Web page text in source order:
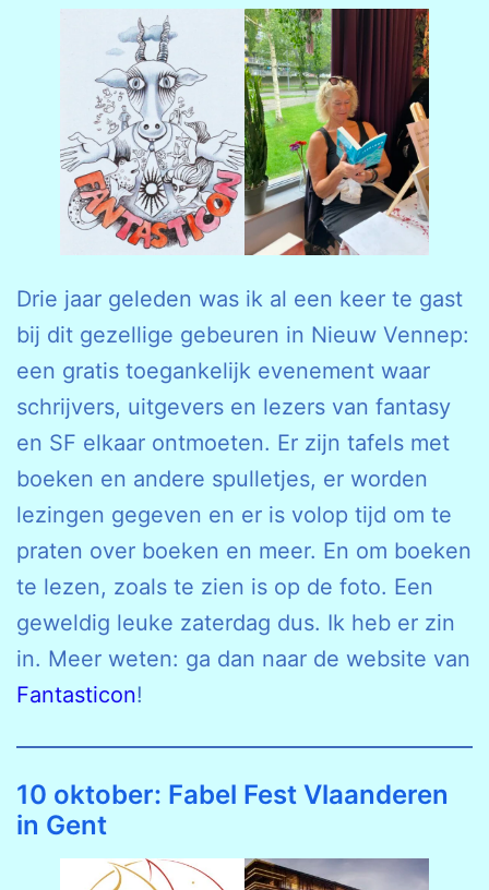
Drie jaar geleden was ik al een keer te gast
bij dit gezellige gebeuren in Nieuw Vennep:
een gratis toegankelijk evenement waar
schrijvers, uitgevers en lezers van fantasy
en SF elkaar ontmoeten. Er zijn tafels met
boeken en andere spulletjes, er worden
lezingen gegeven en er is volop tijd om te
praten over boeken en meer. En om boeken
te lezen, zoals te zien is op de foto. Een
geweldig leuke zaterdag dus. Ik heb er zin
in. Meer weten: ga dan naar de website van
Fantasticon!
10 oktober: Fabel Fest Vlaanderen
in Gent